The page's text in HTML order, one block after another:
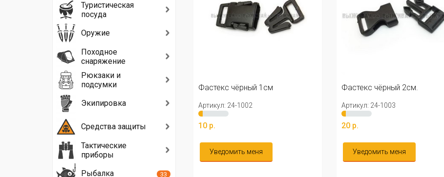
Фастекс чёрный 1см
Артикул: 24-1002
10 р.
Уведомить меня
Фастекс чёрный 2см.
Артикул: 24-1003
20 р.
Уведомить меня
Туристическая
посуда
Оружие
Походное
снаряжение
Рюкзаки и
подсумки
Экипировка
Средства защиты
Тактические
приборы
Рыбалка
33